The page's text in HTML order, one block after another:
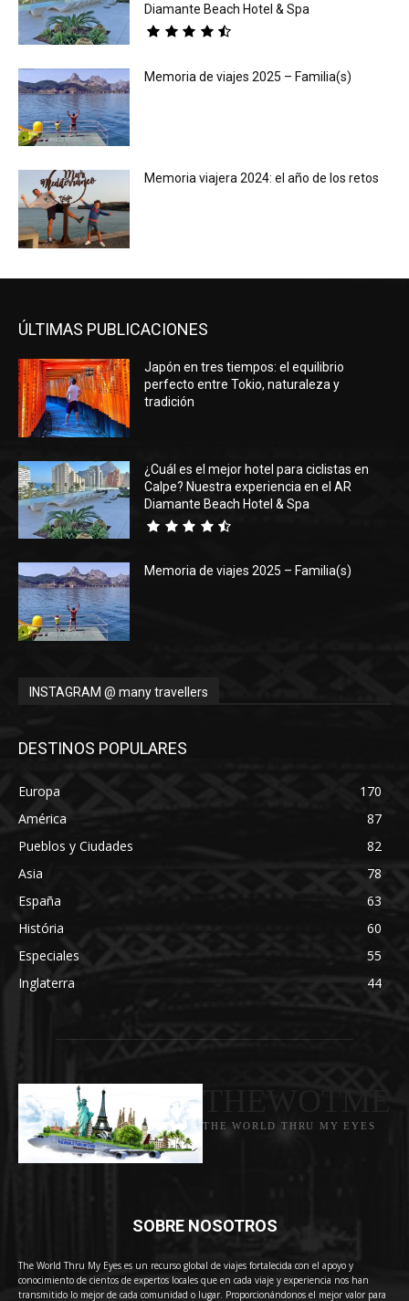
Diamante Beach Hotel & Spa
Memoria de viajes 2025 – Familia(s)
Memoria viajera 2024: el año de los retos
ÚLTIMAS PUBLICACIONES
Japón en tres tiempos: el equilibrio
perfecto entre Tokio, naturaleza y
tradición
¿Cuál es el mejor hotel para ciclistas en
Calpe? Nuestra experiencia en el AR
Diamante Beach Hotel & Spa
Memoria de viajes 2025 – Familia(s)
INSTAGRAM @ many travellers
DESTINOS POPULARES
Europa
170
América
87
Pueblos y Ciudades
82
Asia
78
España
63
História
60
Especiales
55
Inglaterra
44
THE WORLD THRU MY EYES
SOBRE NOSOTROS
The World Thru My Eyes es un recurso global de viajes fortalecida con el apoyo y
conocimiento de cientos de expertos locales que en cada viaje y experiencia nos han
transmitido lo mejor de cada comunidad o lugar. Proporcionándonos el mejor valor para